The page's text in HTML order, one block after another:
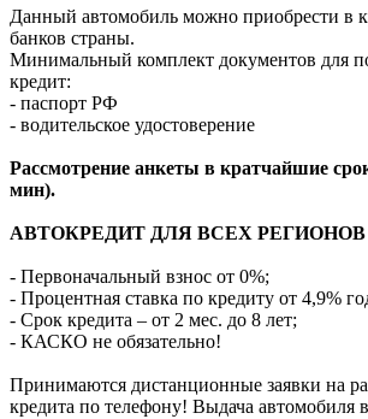
Данный автомобиль можно приобрести в
банков страны.
Минимальный комплект документов для
кредит:
- паспорт РФ
- водительское удостоверение
Рассмотрение анкеты в кратчайшие
мин).
АВТОКРЕДИТ ДЛЯ ВСЕХ РЕГИОНОВ
- Первоначальный взнос от 0%;
- Процентная ставка по кредиту от 4,9%
- Срок кредита – от 2 мес. до 8 лет;
- КАСКО не обязательно!
Принимаются дистанционные заявки на
кредита по телефону! Выдача автомобиля